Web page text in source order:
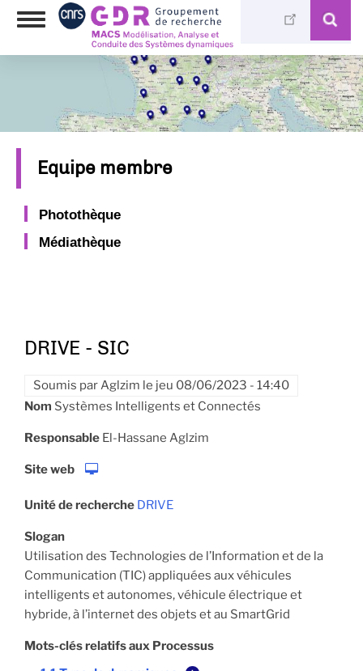
Aller
Toggle
Equipe membre
Photothèque
Médiathèque
DRIVE - SIC
Soumis parAglzim le jeu 08/06/2023 - 14:40
Nom Systèmes Intelligents et Connectés
Responsable El-Hassane Aglzim
Site web
Unité de recherche DRIVE
Slogan
Utilisation des Technologies de l’Information et de la
Communication (TIC) appliquées aux véhicules
intelligents et autonomes, véhicule électrique et
hybride, à l’internet des objets et au SmartGrid
Mots-clés relatifs aux Processus